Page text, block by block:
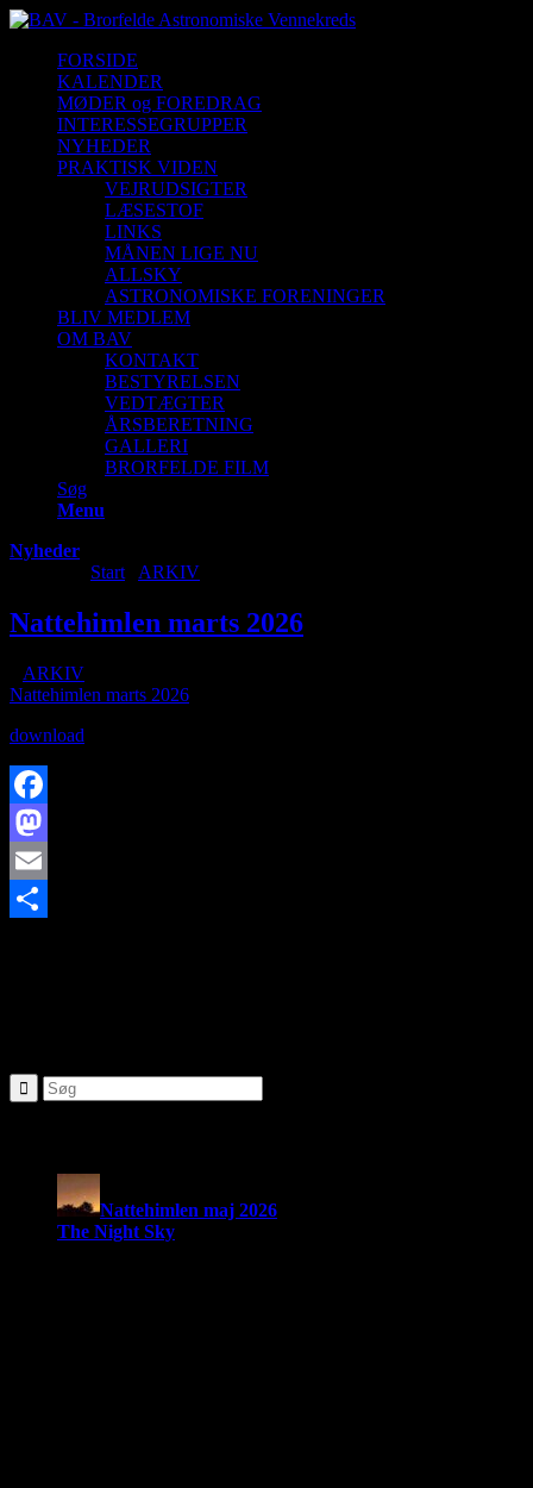
FORSIDE
KALENDER
MØDER og FOREDRAG
INTERESSEGRUPPER
NYHEDER
PRAKTISK VIDEN
VEJRUDSIGTER
LÆSESTOF
LINKS
MÅNEN LIGE NU
ALLSKY
ASTRONOMISKE FORENINGER
BLIV MEDLEM
OM BAV
KONTAKT
BESTYRELSEN
VEDTÆGTER
ÅRSBERETNING
GALLERI
BRORFELDE FILM
Søg
Menu
Nyheder
Start ARKIV
Nattehimlen marts 2026
ARKIV
Nattehimlen marts 2026
download
Facebook
Mastodon
Email
Nattehimlen maj 2026
The Night Sky